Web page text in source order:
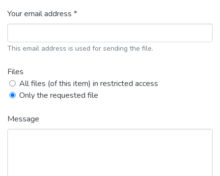
Your email address *
This email address is used for sending the file.
Files
All files (of this item) in restricted access
Only the requested file
Message